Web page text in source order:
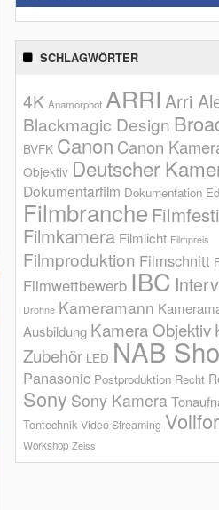
SCHLAGWÖRTER
4K Anamorphot ARRI Arri
Blackmagic Design
BVFK Canon Canon
Objektiv Deutscher
Dokumentarfilm Dokumentation
Filmbranche
Filmkamera Filmlicht Filmpreis
Filmproduktion Filmschnitt
Filmwettbewerb IBC
Drohne Kameramann
Ausbildung Kamera Objektiv
Zubehör LED NAB
Panasonic Postproduktion Recht
Sony Sony Kamera
Tontechnik Video Streaming
Workshop Zeiss